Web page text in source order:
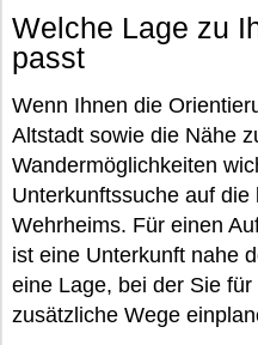
Welche Lage zu
passt
Wenn Ihnen die
Altstadt sowie die Nähe
Wandermöglichkeiten
Unterkunftssuche auf
Wehrheims. Für einen
ist eine Unterkunft nahe
eine Lage, bei der Sie
zusätzliche Wege